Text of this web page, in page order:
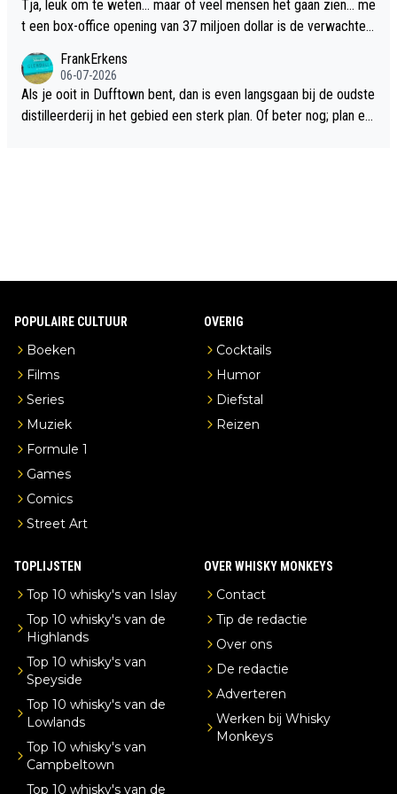
Tja, leuk om te weten... maar of veel mensen het gaan zien... me
t een box-office opening van 37 miljoen dollar is de verwachte
FrankErkens
06-07-2026
Als je ooit in Dufftown bent, dan is even langsgaan bij de oudste
distilleerderij in het gebied een sterk plan. Of beter nog; plan ee
POPULAIRE CULTUUR
Boeken
Films
Series
Muziek
Formule 1
Games
Comics
Street Art
OVERIG
Cocktails
Humor
Diefstal
Reizen
TOPLIJSTEN
Top 10 whisky's van Islay
Top 10 whisky's van de
Highlands
Top 10 whisky's van
Speyside
Top 10 whisky's van de
Lowlands
Top 10 whisky's van
Campbeltown
Top 10 whisky's van de
OVER WHISKY MONKEYS
Contact
Tip de redactie
Over ons
De redactie
Adverteren
Werken bij Whisky
Monkeys